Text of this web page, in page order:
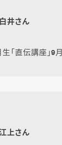
井さん
直伝講座」9
上さん